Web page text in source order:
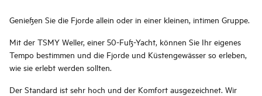
Genießen Sie die Fjorde allein oder in einer kleinen, intimen Gruppe.
Mit der TSMY Weller, einer 50-Fuß-Yacht, können Sie Ihr eigenes
Tempo bestimmen und die Fjorde und Küstengewässer so erleben,
wie sie erlebt werden sollten.
Der Standard ist sehr hoch und der Komfort ausgezeichnet. Wir